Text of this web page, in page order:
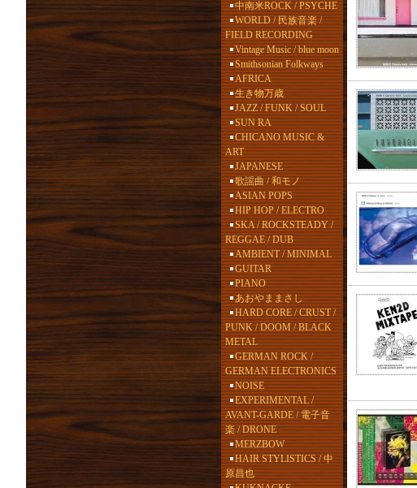
中南米ROCK / PSYCHE
WORLD / 民族音楽 /
FIELD RECORDING
Vintage Music / blue moon
Smithsonian Folkways
AFRICA
生き物万歳
JAZZ / FUNK / SOUL
SUN RA
CHICANO MUSIC &
ART
JAPANESE
歌謡曲 / 和モノ
ASIAN POPS
HIP HOP / ELECTRO
SKA / ROCKSTEADY /
REGGAE / DUB
AMBIENT / MINIMAL
GUITAR
PIANO
あおやままさし
HARD CORE / CRUST /
PUNK / DOOM / BLACK
METAL
GERMAN ROCK /
GERMAN ELECTRONICS
NOISE
EXPERIMENTAL /
AVANT-GARDE / 電子音
楽 / DRONE
MERZBOW
HAIR STYLISTICS / 中
原昌也